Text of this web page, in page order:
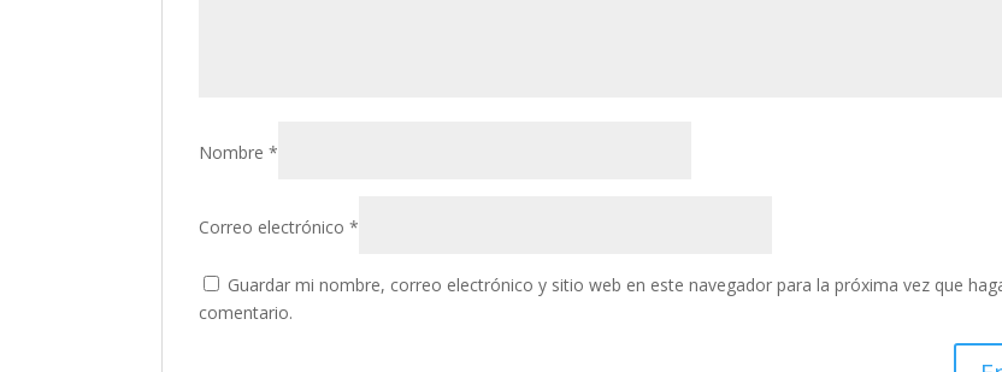
Nombre*
Correo electrónico*
Guardar mi nombre, correo electrónico y sitio web en este navegador para la próxima vez que
comentario.